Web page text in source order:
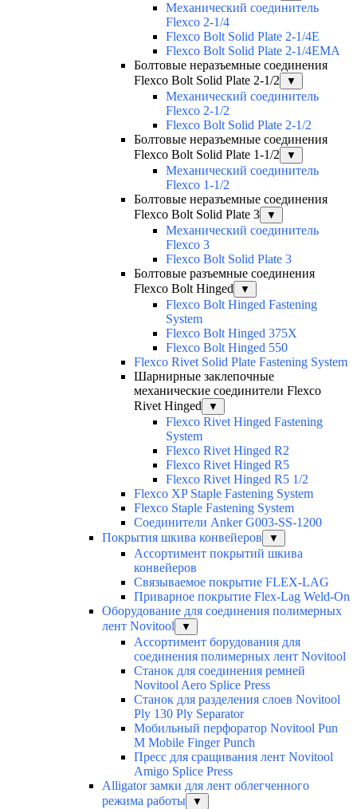
Механический соединитель
Flexco 2-1/4
Flexco Bolt Solid Plate 2-1/4E
Flexco Bolt Solid Plate 2-1/4EMA
Болтовые неразъемные соединения
Flexco Bolt Solid Plate 2-1/2
▼
Механический соединитель
Flexco 2-1/2
Flexco Bolt Solid Plate 2-1/2
Болтовые неразъемные соединения
Flexco Bolt Solid Plate 1-1/2
▼
Механический соединитель
Flexco 1-1/2
Болтовые неразъемные соединения
Flexco Bolt Solid Plate 3
▼
Механический соединитель
Flexco 3
Flexco Bolt Solid Plate 3
Болтовые разъемные соединения
Flexco Bolt Hinged
▼
Flexco Bolt Hinged Fastening
System
Flexco Bolt Hinged 375X
Flexco Bolt Hinged 550
Flexco Rivet Solid Plate Fastening System
Шарнирные заклепочные
механические соединители Flexco
Rivet Hinged
▼
Flexco Rivet Hinged Fastening
System
Flexco Rivet Hinged R2
Flexco Rivet Hinged R5
Flexco Rivet Hinged R5 1/2
Flexco XP Staple Fastening System
Flexco Staple Fastening System
Соединители Anker G003-SS-1200
Покрытия шкива конвейеров
▼
Ассортимент покрытий шкива
конвейеров
Связываемое покрытие FLEX-LAG
Приварное покрытие Flex-Lag Weld-On
Оборудование для соединения полимерных
лент Novitool
▼
Ассортимент борудования для
соединения полимерных лент Novitool
Станок для соединения ремней
Novitool Aero Splice Press
Станок для разделения слоев Novitool
Ply 130 Ply Separator
Мобильный перфоратор Novitool Pun
M Mobile Finger Punch
Пресс для сращивания лент Novitool
Amigo Splice Press
Alligator замки для лент облегченного
режима работы
▼